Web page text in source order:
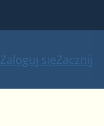
Zaloguj sięZacznij